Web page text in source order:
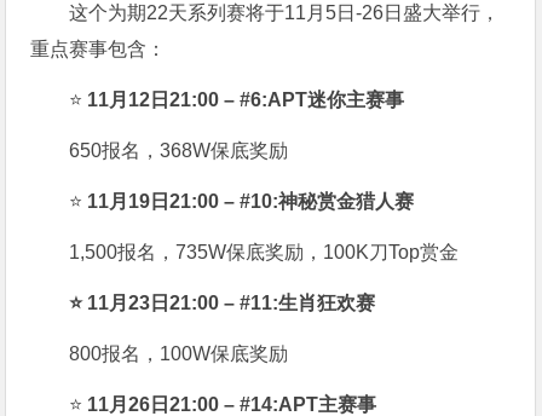
这个为期22天系列赛将于11月5日-26日盛大举行，
重点赛事包含：
⭐ 11月12日21:00 – #6:APT迷你主赛事
650报名，368W保底奖励
⭐ 11月19日21:00 – #10:神秘赏金猎人赛
1,500报名，735W保底奖励，100K刀Top赏金
⭐ 11月23日21:00 – #11:生肖狂欢赛
800报名，100W保底奖励
⭐ 11月26日21:00 – #14:APT主赛事